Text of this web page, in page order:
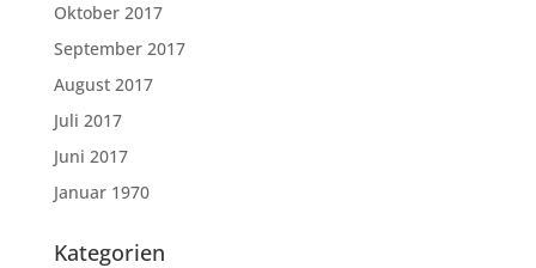
Oktober 2017
September 2017
August 2017
Juli 2017
Juni 2017
Januar 1970
Kategorien